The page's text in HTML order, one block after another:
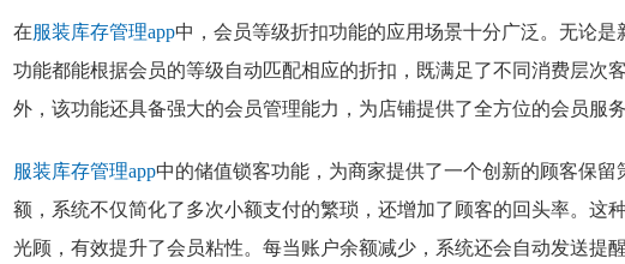
在服装库存管理app中，会员等级折扣功能的应用场景十分广泛。无论
功能都能根据会员的等级自动匹配相应的折扣，既满足了不同消费层次
外，该功能还具备强大的会员管理能力，为店铺提供了全方位的会员服务
服装库存管理app中的储值锁客功能，为商家提供了一个创新的顾客保
额，系统不仅简化了多次小额支付的繁琐，还增加了顾客的回头率。这
光顾，有效提升了会员粘性。每当账户余额减少，系统还会自动发送提